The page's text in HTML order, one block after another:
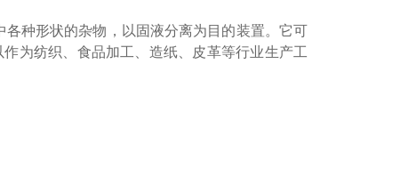
形状的杂物，以固液分离为目的装置。它可
为纺织、食品加工、造纸、皮革等行业生产工